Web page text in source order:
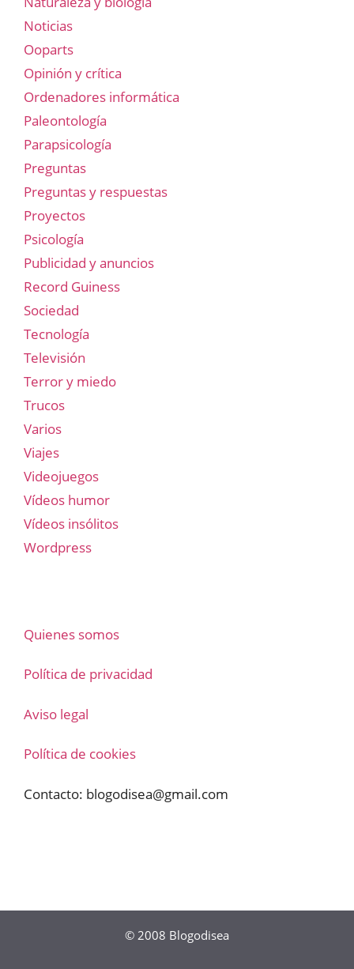
Noticias
Ooparts
Opinión y crítica
Ordenadores informática
Paleontología
Parapsicología
Preguntas
Preguntas y respuestas
Proyectos
Psicología
Publicidad y anuncios
Record Guiness
Sociedad
Tecnología
Televisión
Terror y miedo
Trucos
Varios
Viajes
Videojuegos
Vídeos humor
Vídeos insólitos
Wordpress
Quienes somos
Política de privacidad
Aviso legal
Política de cookies
Contacto: blogodisea@gmail.com
© 2008 Blogodisea